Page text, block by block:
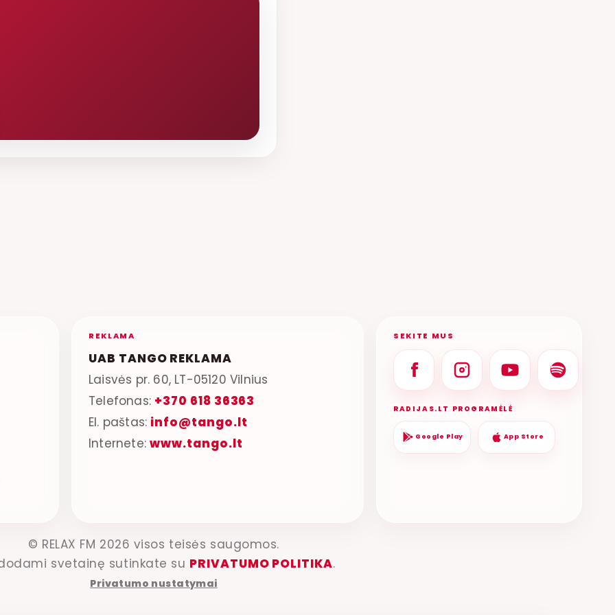
REKLAMA
UAB TANGO REKLAMA
Laisvės pr. 60, LT-05120 Vilnius
Telefonas: +370 618 36363
El. paštas: info@tango.lt
Internete:www.tango.lt
SEKITE MUS
RADIJAS.LT PROGRAMĖLĖ
Google Play App Store
© RELAX FM 2026 visos teisės saugomos.
svetainę sutinkate su PRIVATUMO POLITIKA.
Privatumo nustatymai